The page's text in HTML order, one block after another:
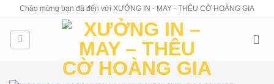
content
Chào mừng bạn đã đến với XƯỞNG IN - MAY - THÊU CỜ HOÀNG GIA